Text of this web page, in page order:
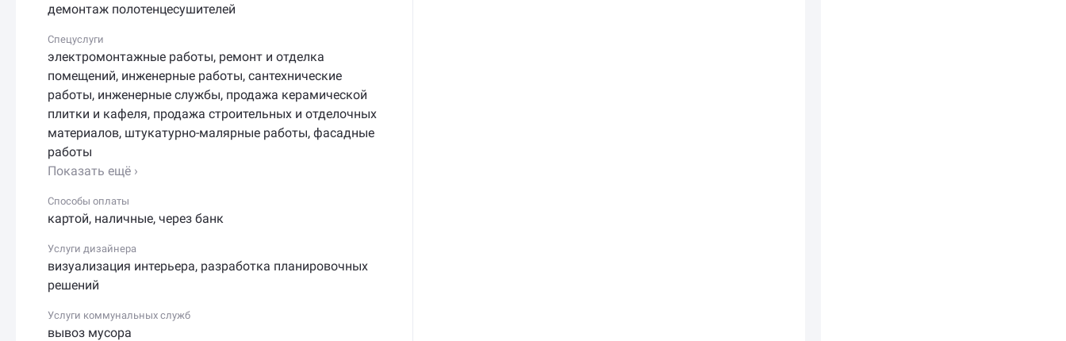
демонтаж полотенцесушителей
Спецуслуги
электромонтажные работы, ремонт и отделка
помещений, инженерные работы, сантехнические
работы, инженерные службы, продажа керамической
плитки и кафеля, продажа строительных и отделочных
материалов, штукатурно-малярные работы, фасадные
работы
Показать ещё ›
Способы оплаты
картой, наличные, через банк
Услуги дизайнера
визуализация интерьера, разработка планировочных
решений
Услуги коммунальных служб
вывоз мусора